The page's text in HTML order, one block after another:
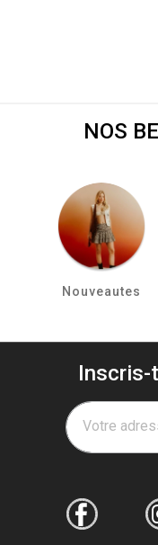
NOS
Nouveautes
Inscris-
Votre